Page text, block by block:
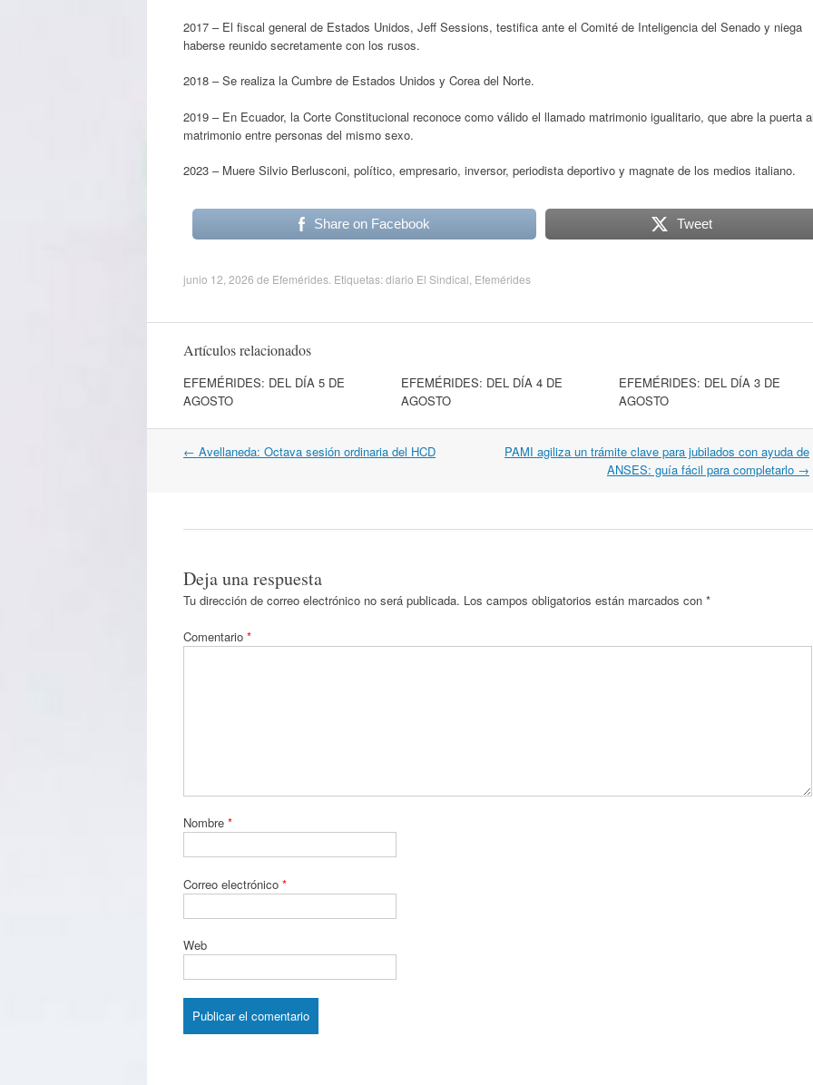
2017 – El fiscal general de Estados Unidos, Jeff Sessions, testifica ante el Comité de Inteligencia del Senado y niega
haberse reunido secretamente con los rusos.
2018 – Se realiza la Cumbre de Estados Unidos y Corea del Norte.
2019 – En Ecuador, la Corte Constitucional reconoce como válido el llamado matrimonio igualitario, que abre la puerta
matrimonio entre personas del mismo sexo.
2023 – Muere Silvio Berlusconi, político, empresario, inversor, periodista deportivo y magnate de los medios italiano.
Share on Facebook Tweet
junio 12, 2026 de Efemérides . Etiquetas:diario El Sindical Efemérides
Artículos relacionados
EFEMÉRIDES: DEL DÍA 5 DE
AGOSTO
EFEMÉRIDES: DEL DÍA 4 DE
AGOSTO
EFEMÉRIDES: DEL DÍA 3 DE
AGOSTO
Navegación
← Avellaneda: Octava sesión ordinaria del HCD
PAMI agiliza un trámite clave para jubilados con ayuda de
ANSES: guía fácil para completarlo →
Deja una respuesta
Tu dirección de correo electrónico no será publicada. Los campos obligatorios están marcados con *
Comentario *
Nombre *
Correo electrónico *
Web